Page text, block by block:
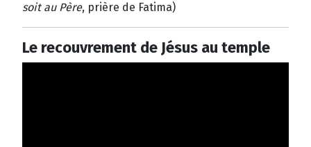
soit au Père, prière de Fatima)
Le recouvrement de Jésus au temple